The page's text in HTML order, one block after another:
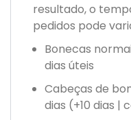
resultado, o
pedidos pode
Bonecas
dias úteis
Cabeças de
dias (+10 dias |